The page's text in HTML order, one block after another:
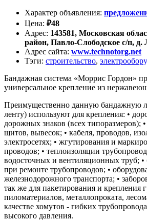
Характер объявления:
Цена: ₽48
Адрес: 143581, Московская
район, Павло-Слободское с/п, д.
Адрес сайта: www.technotorg.net
Тэги: строительство,
Бандажная система «Моррис Гордон»
универсальное крепление из
Преимущественно данную бандажную
ленту) используют для крепления: •
дорожных знаков (всех типоразмеров);
щитов, вывесок; • кабеля, проводов,
электросетях; • жгутирования и
проводов; • теплоизоляции
водосточных и вентиляционных труб;
при ремонте трубопроводов; •
железнодорожного транспорта; •
так же для пакетирования и крепления
пиломатериалов, металлопроката,
качестве хомутов - гибких
высокого давления.